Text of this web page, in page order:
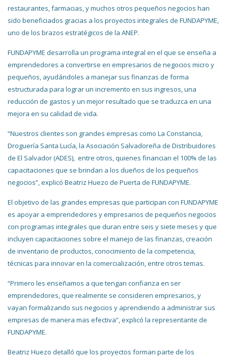
restaurantes, farmacias, y muchos otros pequeños negocios han
sido beneficiados gracias a los proyectos integrales de FUNDAPYME,
uno de los brazos estratégicos de la ANEP.
FUNDAPYME desarrolla un programa integral en el que se enseña a
emprendedores a convertirse en empresarios de negocios micro y
pequeños, ayudándoles a manejar sus finanzas de forma
estructurada para lograr un incremento en sus ingresos, una
reducción de gastos y un mejor resultado que se traduzca en una
mejora en su calidad de vida.
“Nuestros clientes son grandes empresas como La Constancia,
Droguería Santa Lucía, la Asociación Salvadoreña de Distribuidores
de El Salvador (ADES), entre otros, quienes financian el 100% de las
capacitaciones que se brindan a los dueños de los pequeños
negocios”, explicó Beatriz Huezo de Puerta de FUNDAPYME.
El objetivo de las grandes empresas que participan con FUNDAPYME
es apoyar a emprendedores y empresarios de pequeños negocios
con programas integrales que duran entre seis y siete meses y que
incluyen capacitaciones sobre el manejo de las finanzas, creación
de inventario de productos, conocimiento de la competencia,
técnicas para innovar en la comercialización, entre otros temas.
“Primero les enseñamos a que tengan confianza en ser
emprendedores, que realmente se consideren empresarios, y
vayan formalizando sus negocios y aprendiendo a administrar sus
empresas de manera mas efectiva”, explicó la representante de
FUNDAPYME.
Beatriz Huezo detalló que los proyectos forman parte de los